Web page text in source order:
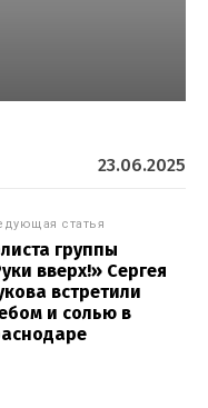
23.06.2025
статья
группы
вверх!» Сергея
встретили
и солью в